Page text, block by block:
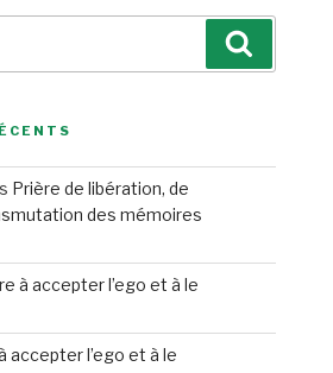
Prière de libération, de
des mémoires
à accepter l’ego et à le
accepter l’ego et à le